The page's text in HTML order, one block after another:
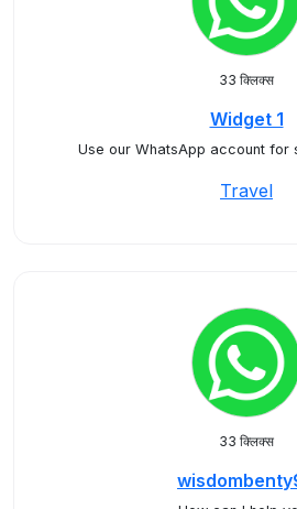
33 क्लिक्स
Widget 1
Use our WhatsApp account for
Travel
33 क्लिक्स